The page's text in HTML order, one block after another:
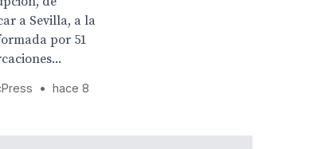
a Sevilla, a la
por 51
•
hace 8